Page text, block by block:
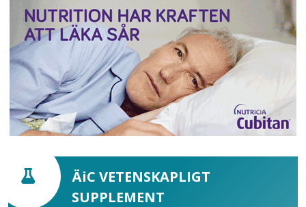
ÄiC VETENSKAPLIGT
SUPPLEMENT